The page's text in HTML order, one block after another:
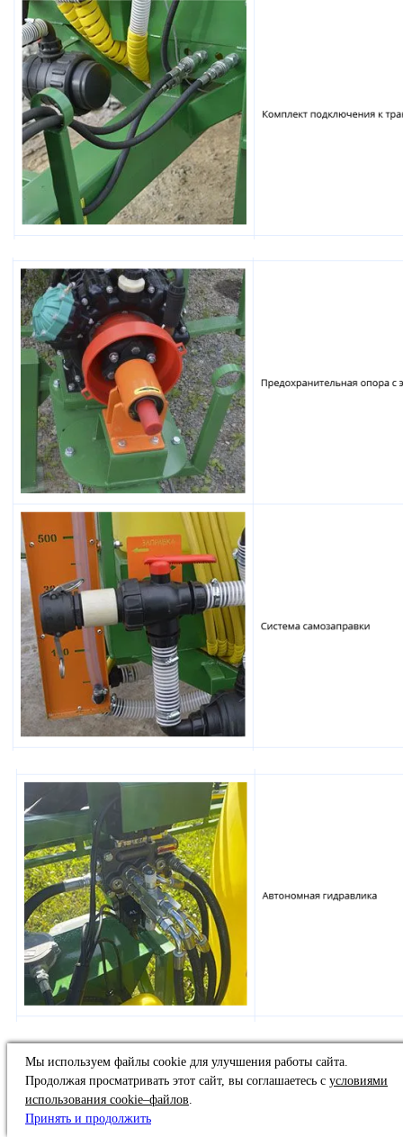
Технические характеристики
Мы используем файлы cookie для улучшения работы сайта.
Продолжая просматривать этот сайт, вы соглашаетесь с условиями
использования cookie–файлов.
Принять и продолжить